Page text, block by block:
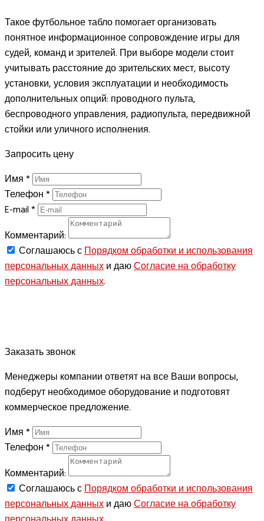
Такое футбольное табло помогает организовать
понятное информационное сопровождение игры для
судей, команд и зрителей. При выборе модели стоит
учитывать расстояние до зрительских мест, высоту
установки, условия эксплуатации и необходимость
дополнительных опций: проводного пульта,
беспроводного управления, радиопульта, передвижной
стойки или уличного исполнения.
Запросить цену
Имя*
Телефон*
E-mail*
Комментарий:
Соглашаюсь сПорядком обработки и использования
персональных данныхи даюСогласие на обработку
персональных данных.
Заказать звонок
Менеджеры компании ответят на все Ваши вопросы,
подберут необходимое оборудование и подготовят
коммерческое предложение.
Имя*
Телефон*
Комментарий:
Соглашаюсь сПорядком обработки и использования
персональных данныхи даюСогласие на обработку